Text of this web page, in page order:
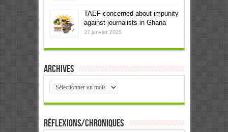
TAEF concerned about impunity
against journalists in Ghana
27 janvier 2025
Archives
Archives
Réflexions/Chroniques